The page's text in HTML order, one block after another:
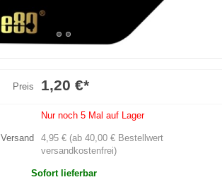
Preis 1,20 €*
Nur noch 5 Mal auf Lager
Versand
4,95 € (ab 40,00 € Bestellwert
versandkostenfrei)
Sofort lieferbar